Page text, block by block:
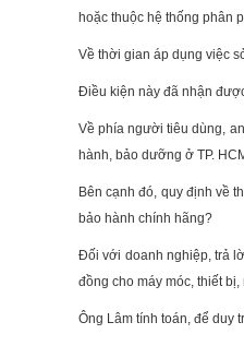
hoặc thuộc hệ thống phân
Về thời gian áp dụng việc
Điều kiện này đã nhận
Về phía người tiêu dùng,
hành, bảo dưỡng ở TP.
Bên cạnh đó, quy định về
bảo hành chính hãng?
Đối với doanh nghiệp, trả
đồng cho máy móc, thiết
Ông Lâm tính toán, để duy